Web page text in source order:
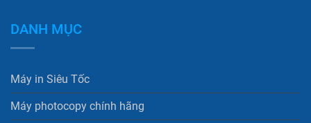
DANH MỤC
Máy in Siêu Tốc
Máy photocopy chính hãng